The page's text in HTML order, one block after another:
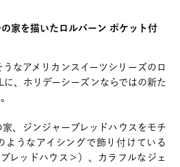
家を描いたロルバーン ポケット付
なアメリカンスイーツシリーズのロ
、ホリデーシーズンならではの新た
、ジンジャーブレッドハウスをモチ
ようなアイシングで飾り付けている
レッドハウス＞）、カラフルなジェ